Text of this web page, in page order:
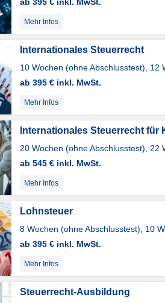
Mehr Infos
Internationales Steuerrecht
10 Wochen (ohne Abschlusstest), 12
ab 395 € inkl. MwSt.
Mehr Infos
Internationales Steuerrecht für
20 Wochen (ohne Abschlusstest), 22
ab 545 € inkl. MwSt.
Mehr Infos
Lohnsteuer
8 Wochen (ohne Abschlusstest), 10
ab 395 € inkl. MwSt.
Mehr Infos
Steuerrecht-Ausbildung